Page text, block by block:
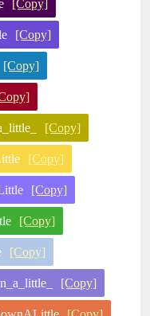
[Copy]
[Copy]
[Copy]
[Copy]
[Copy]
[Copy]
[Copy]
[Copy]
[Copy]